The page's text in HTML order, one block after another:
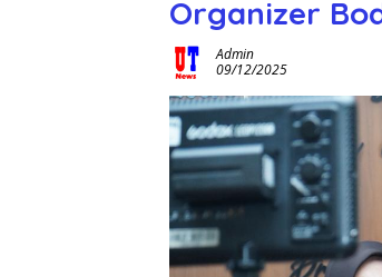
Organizer
Admin
09/12/2025